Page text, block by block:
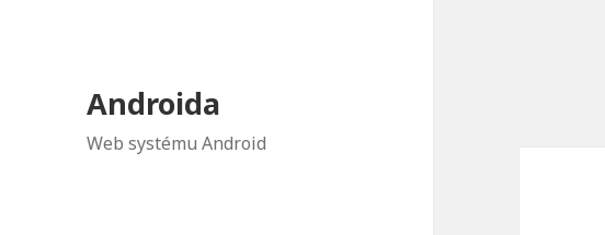
Androida
Web systému Android